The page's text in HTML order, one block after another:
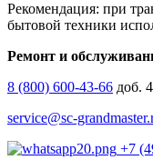
Рекомендация: при
бытовой техники
Ремонт и
8 (800) 600-43-66 доб.
service@sc-
+7